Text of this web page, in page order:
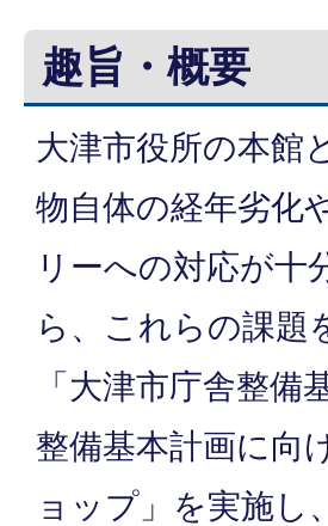
趣旨・概要
大津市役所の本館
物自体の経年劣化
リーへの対応が十
ら、これらの課題
「大津市庁舎整
整備基本計画に向
ョップ」を実施し